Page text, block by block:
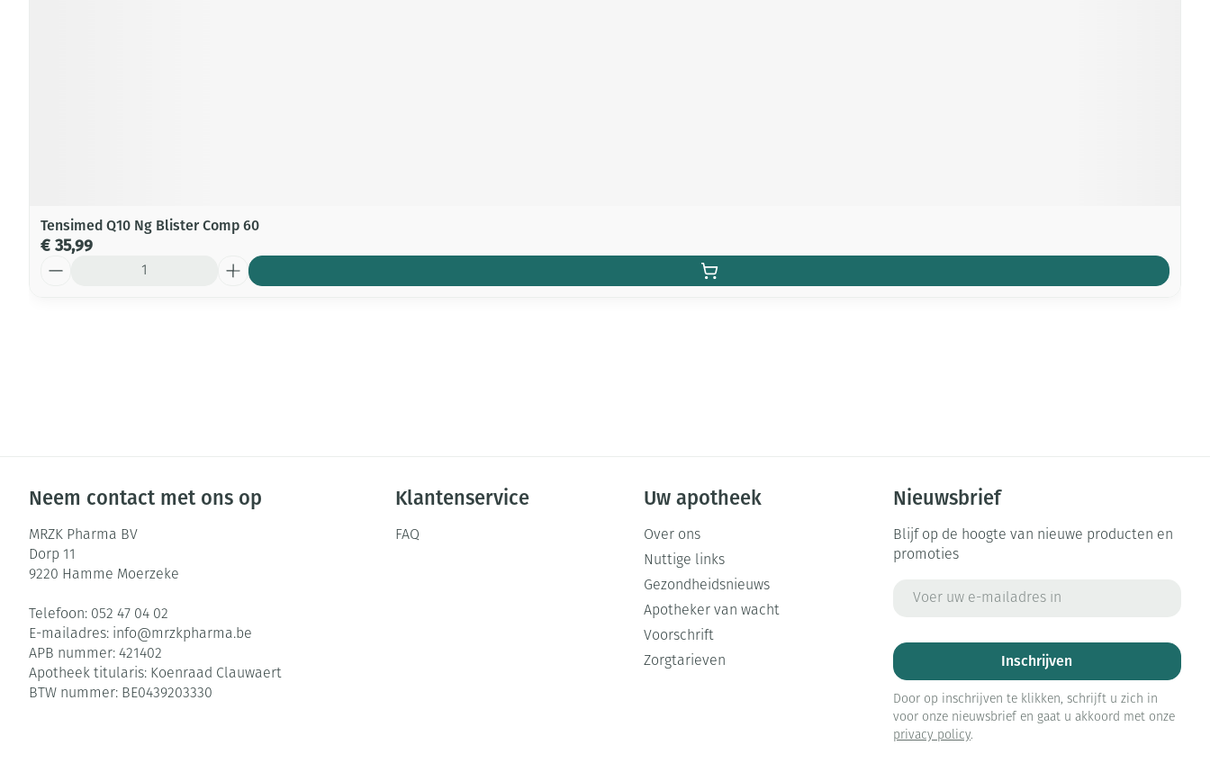
Tensimed Q10 Ng Blister Comp 60
€ 35,99
Neem contact met ons op
MRZK Pharma BV
Dorp 11
9220 Hamme Moerzeke
Telefoon: 052 47 04 02
E-mailadres: info@mrzkpharma.be
APB nummer: 421402
Apotheek titularis: Koenraad Clauwaert
BTW nummer: BE0439203330
Klantenservice
FAQ
Uw apotheek
Over ons
Nuttige links
Gezondheidsnieuws
Apotheker van wacht
Voorschrift
Zorgtarieven
Nieuwsbrief
Blijf op de hoogte van nieuwe producten en
promoties
Inschrijven
Door op inschrijven te klikken, schrijft u zich in
voor onze nieuwsbrief en gaat u akkoord met onze
privacy policy.